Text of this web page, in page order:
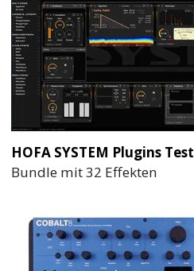
HOFA SYSTEM Plugins Test
Bundle mit 32 Effekten